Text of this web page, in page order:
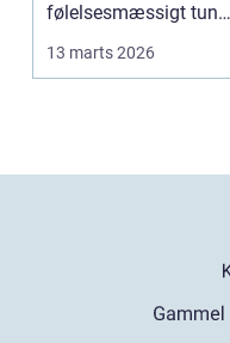
følelsesmæssigt tung
opgave: at få rydde...
13 marts 2026